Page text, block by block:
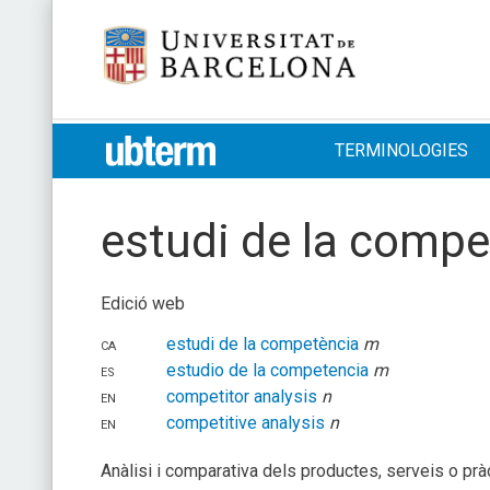
content
Universitat de Barcelona
UB > UBTERM TERMINOLOGIES
estudi de la
Edició web
ca
estudi de la competència m
es
estudio de la competencia m
en
competitor analysis n
en
competitive analysis n
Anàlisi i comparativa dels productes, serveis o